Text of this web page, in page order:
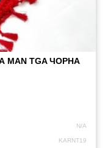
MAN TGA ЧОРНА
N/A
KARNT19